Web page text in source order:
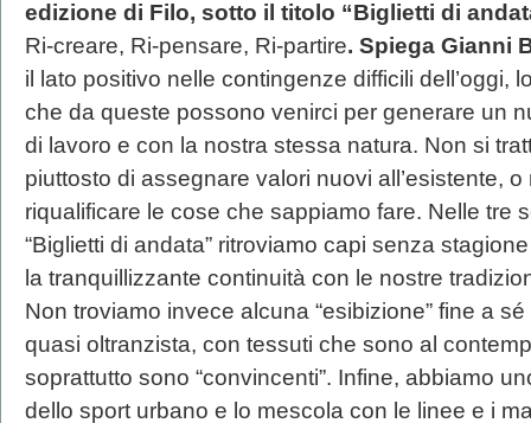
edizione di Filo, sotto il titolo “Biglietti di
Ri-creare, Ri-pensare, Ri-partire. Spiega Gianni
il lato positivo nelle contingenze difficili dell’oggi,
che da queste possono venirci per generare un
di lavoro e con la nostra stessa natura. Non si
piuttosto di assegnare valori nuovi all’esistente,
riqualificare le cose che sappiamo fare. Nelle tre
“Biglietti di andata” ritroviamo capi senza
la tranquillizzante continuità con le nostre
Non troviamo invece alcuna “esibizione” fine a
quasi oltranzista, con tessuti che sono al
soprattutto sono “convincenti”. Infine, abbiamo
dello sport urbano e lo mescola con le linee e i